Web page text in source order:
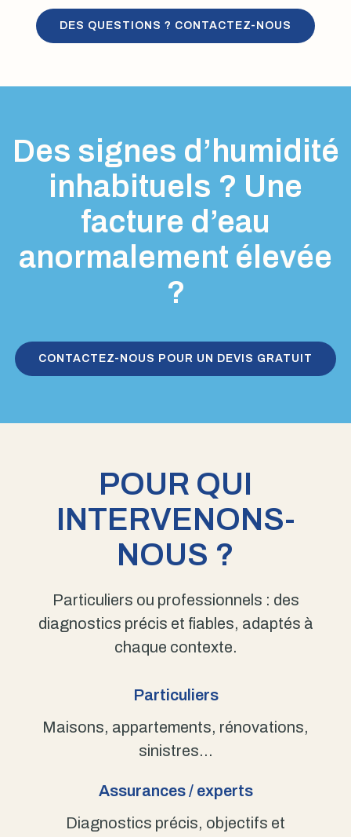
DES QUESTIONS ? CONTACTEZ-NOUS
Des signes d’humidité
inhabituels ? Une
facture d’eau
anormalement élevée
?
CONTACTEZ-NOUS POUR UN DEVIS GRATUIT
POUR QUI
INTERVENONS-
NOUS ?
Particuliers ou professionnels : des
diagnostics précis et fiables, adaptés à
chaque contexte.
Particuliers
Maisons, appartements, rénovations,
sinistres…
Assurances / experts
Diagnostics précis, objectifs et